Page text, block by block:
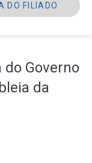
DO FILIADO
do Governo
da